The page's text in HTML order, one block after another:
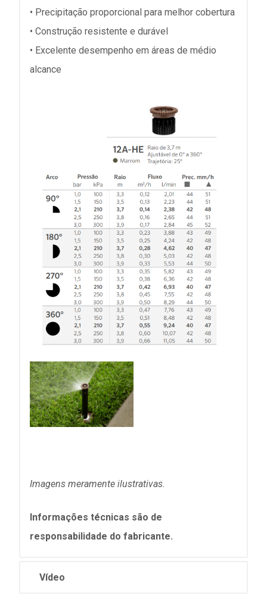
• Precipitação proporcional para melhor cobertura
• Construção resistente e durável
• Excelente desempenho em áreas de médio
alcance
Imagens meramente ilustrativas.
Informações técnicas são de
responsabilidade do fabricante.
Vídeo